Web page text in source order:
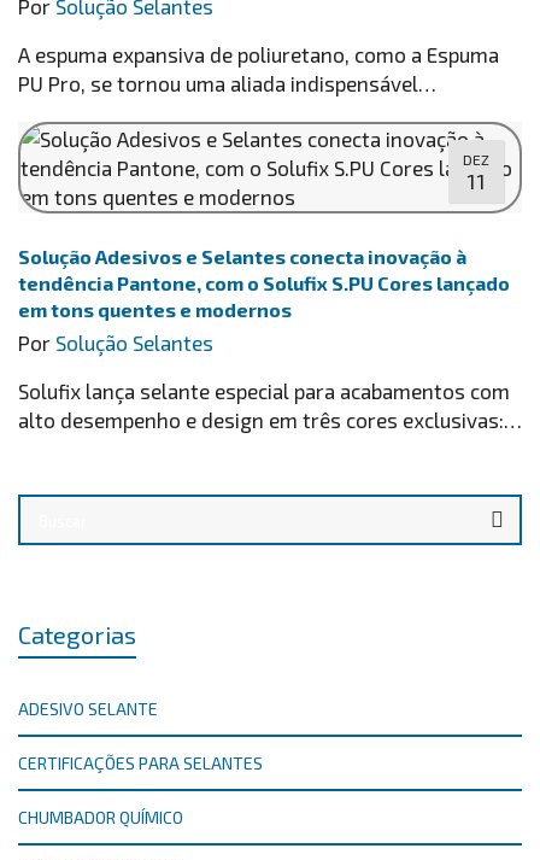
Por Solução Selantes
A espuma expansiva de poliuretano, como a Espuma
PU Pro, se tornou uma aliada indispensável…
DEZ
11
Solução Adesivos e Selantes conecta inovação à
tendência Pantone, com o Solufix S.PU Cores lançado
em tons quentes e modernos
Por Solução Selantes
Solufix lança selante especial para acabamentos com
alto desempenho e design em três cores exclusivas:…
Categorias
ADESIVO SELANTE
CERTIFICAÇÕES PARA SELANTES
CHUMBADOR QUÍMICO